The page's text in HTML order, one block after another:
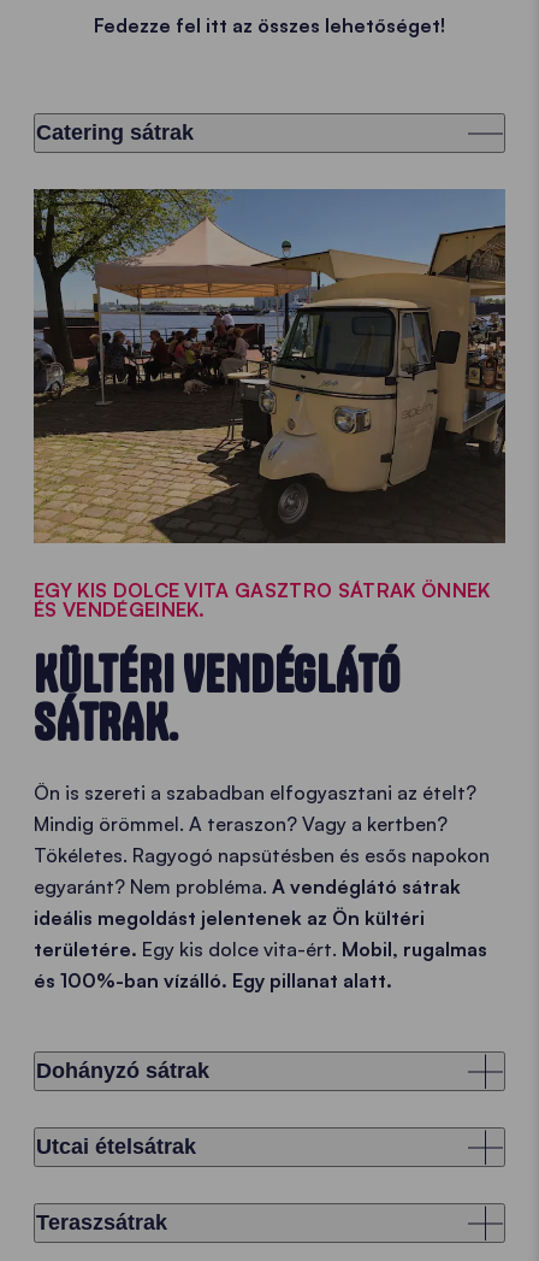
Fedezze fel itt az összes lehetőséget!
Catering sátrak
EGY KIS DOLCE VITA GASZTRO SÁTRAK ÖNNEK
ÉS VENDÉGEINEK.
KÜLTÉRI VENDÉGLÁTÓ
SÁTRAK.
Ön is szereti a szabadban elfogyasztani az ételt?
Mindig örömmel. A teraszon? Vagy a kertben?
Tökéletes. Ragyogó napsütésben és esős napokon
egyaránt? Nem probléma. A vendéglátó sátrak
ideális megoldást jelentenek az Ön kültéri
területére. Egy kis dolce vita-ért. Mobil, rugalmas
és 100%-ban vízálló. Egy pillanat alatt.
Dohányzó sátrak
Utcai ételsátrak
Teraszsátrak